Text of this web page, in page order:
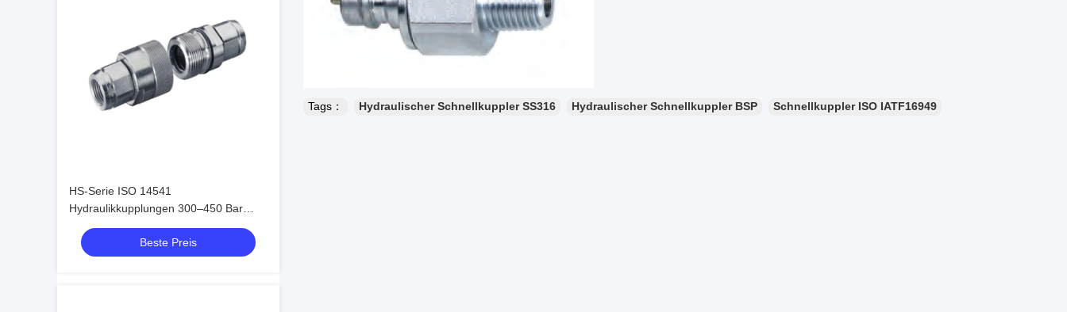
HS-Serie ISO 14541
Hydraulikkupplungen 300–450 Bar
Schraubanschluss-Kegelventil-
Armaturen
Beste Preis
Tags： Hydraulischer Schnellkuppler SS316 Hydraulischer Schnellkuppler BSP Schnellkuppler ISO IATF16949